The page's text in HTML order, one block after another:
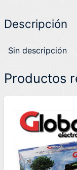
Descripción
Sin descripción
Productos